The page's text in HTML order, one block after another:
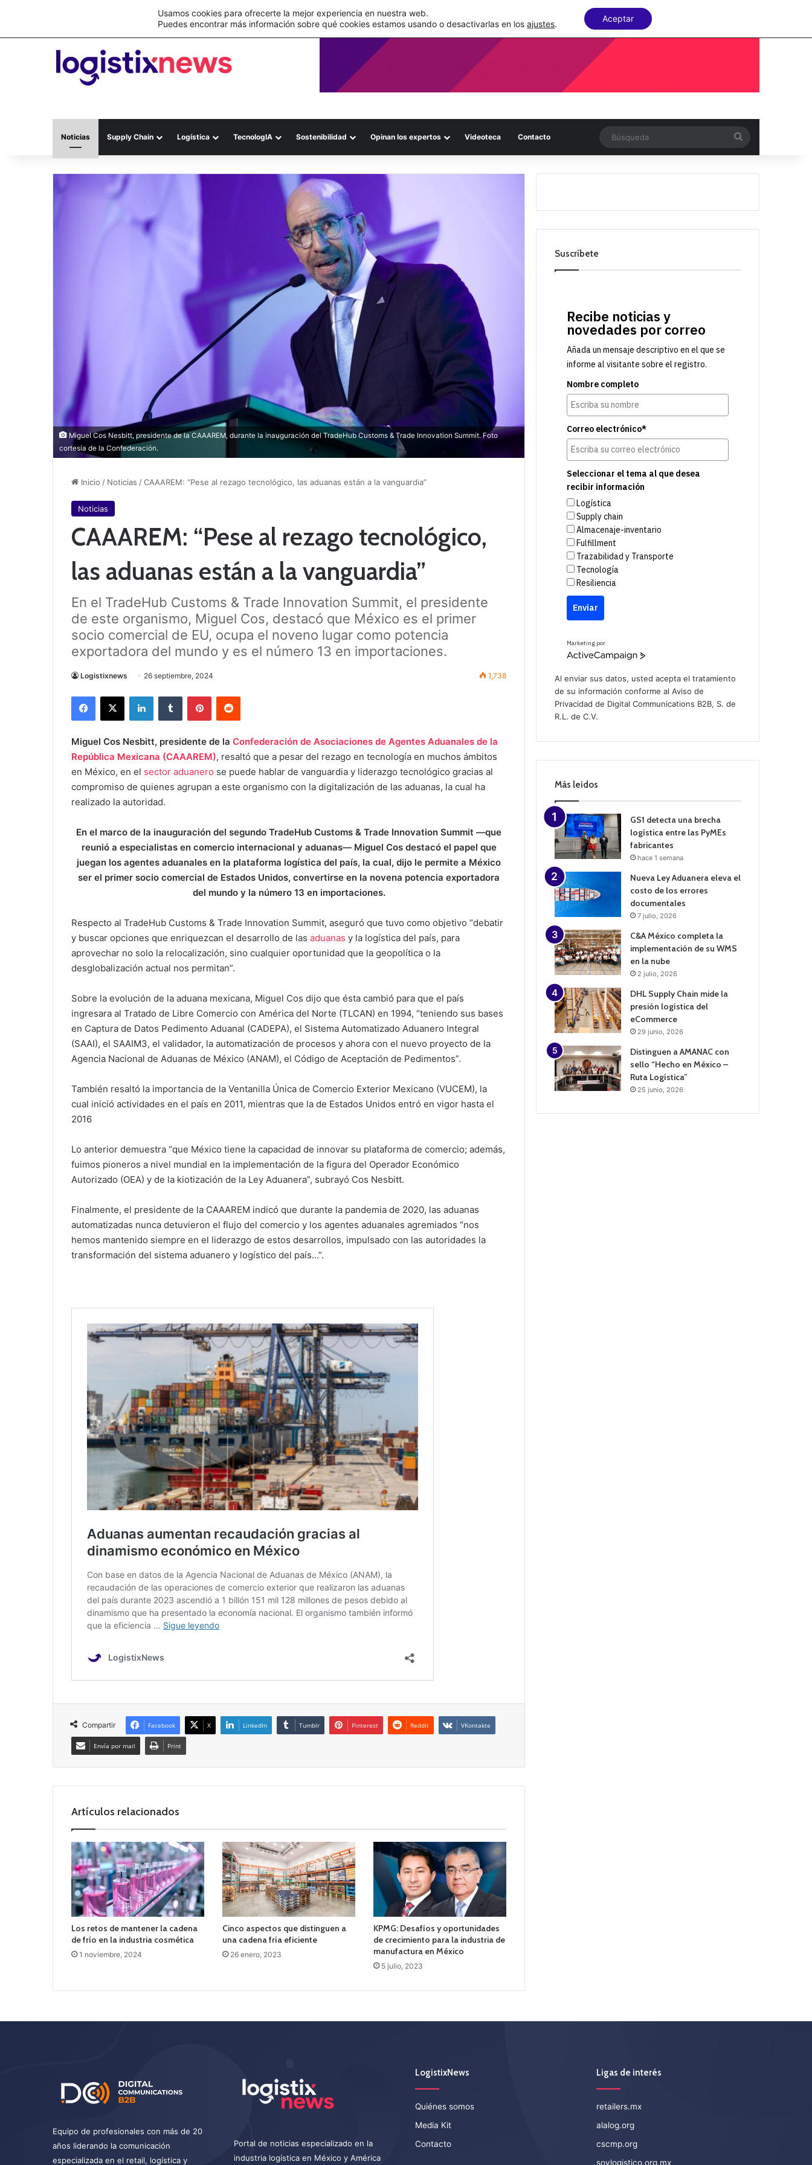
C&A México completa la implementación de su WMS en la nube
Noticias Supply Chain Logística TecnologIA Sostenibilidad Opinan los expertos Videoteca Contacto
Miguel Cos Nesbitt, presidente de la CAAAREM, durante la inauguración del TradeHub Customs & Trade Innovation Summit. Foto
cortesía de la Confederación.
Inicio / Noticias /CAAAREM: “Pese al rezago tecnológico, las aduanas están a la vanguardia”
Noticias
CAAAREM: “Pese al rezago tecnológico,
las aduanas están a la vanguardia”
En el TradeHub Customs & Trade Innovation Summit, el presidente
de este organismo, Miguel Cos, destacó que México es el primer
socio comercial de EU, ocupa el noveno lugar como potencia
exportadora del mundo y es el número 13 en importaciones.
Logistixnews 26 septiembre, 2024 1,738
Miguel Cos Nesbitt, presidente de la Confederación de Asociaciones de Agentes Aduanales de la
República Mexicana (CAAAREM), resaltó que a pesar del rezago en tecnología en muchos ámbitos
en México, en el sector aduanero se puede hablar de vanguardia y liderazgo tecnológico gracias al
compromiso de quienes agrupan a este organismo con la digitalización de las aduanas, la cual ha
realizado la autoridad.
En el marco de la inauguración del segundo TradeHub Customs & Trade Innovation Summit —que
reunió a especialistas en comercio internacional y aduanas— Miguel Cos destacó el papel que
juegan los agentes aduanales en la plataforma logística del país, la cual, dijo le permite a México
ser el primer socio comercial de Estados Unidos, convertirse en la novena potencia exportadora
del mundo y la número 13 en importaciones.
Respecto al TradeHub Customs & Trade Innovation Summit, aseguró que tuvo como objetivo “debatir
y buscar opciones que enriquezcan el desarrollo de las aduanas y la logística del país, para
aprovechar no solo la relocalización, sino cualquier oportunidad que la geopolítica o la
desglobalización actual nos permitan”.
Sobre la evolución de la aduana mexicana, Miguel Cos dijo que ésta cambió para que el país
ingresara al Tratado de Libre Comercio con América del Norte (TLCAN) en 1994, “teniendo sus bases
en Captura de Datos Pedimento Aduanal (CADEPA), el Sistema Automatizado Aduanero Integral
(SAAI), el SAAIM3, el validador, la automatización de procesos y ahora con el nuevo proyecto de la
Agencia Nacional de Aduanas de México (ANAM), el Código de Aceptación de Pedimentos”.
También resaltó la importancia de la Ventanilla Única de Comercio Exterior Mexicano (VUCEM), la
cual inició actividades en el país en 2011, mientras que la de Estados Unidos entró en vigor hasta el
2016
Lo anterior demuestra “que México tiene la capacidad de innovar su plataforma de comercio; además,
fuimos pioneros a nivel mundial en la implementación de la figura del Operador Económico
Autorizado (OEA) y de la kiotización de la Ley Aduanera”, subrayó Cos Nesbitt.
Finalmente, el presidente de la CAAAREM indicó que durante la pandemia de 2020, las aduanas
automatizadas nunca detuvieron el flujo del comercio y los agentes aduanales agremiados “nos
hemos mantenido siempre en el liderazgo de estos desarrollos, impulsado con las autoridades la
transformación del sistema aduanero y logístico del país…”.
Compartir Facebook X LinkedIn Tumblr Pinterest Reddit VKontakte
Envía por mail Print
Artículos relacionados
Los retos de mantener la cadena
de frío en la industria cosmética
1 noviembre, 2024
Cinco aspectos que distinguen a
una cadena fría eficiente
26 enero, 2023
KPMG: Desafíos y oportunidades
de crecimiento para la industria de
manufactura en México
5 julio, 2023
Suscríbete
Recibe noticias y
novedades por correo
Añada un mensaje descriptivo en el que se
informe al visitante sobre el registro.
Nombre completo
Correo electrónico*
Seleccionar el tema al que desea
recibir información
Logística
Supply chain
Almacenaje-inventario
Fulfillment
Trazabilidad y Transporte
Tecnología
Resiliencia
Enviar
Marketing por
A
v
e
p
i
n
Al enviar sus datos, usted acepta el tratamiento
de su información conforme alAviso de
Privacidad de Digital Communications B2B, S. de
R.L. de C.V.
Más leidos
GS1 detecta una brecha
logística entre las PyMEs
fabricantes
hace 1 semana
Nueva Ley Aduanera eleva el
costo de los errores
documentales
7 julio, 2026
C&A México completa la
implementación de su WMS
en la nube
2 julio, 2026
DHL Supply Chain mide la
presión logística del
eCommerce
29 junio, 2026
Distinguen a AMANAC con
sello “Hecho en México –
Ruta Logística”
25 junio, 2026
Equipo de profesionales con más de 20
años liderando la comunicación
especializada en el retail, logística y
Portal de noticias especializado en la
industria logística en México y América
LogistixNews
Quiénes somos
Media Kit
Contacto
Ligas de interés
retailers.mx
alalog.org
cscmp.org
soylogistico.org.mx
Usamos cookies para ofrecerte la mejor experiencia en nuestra web.
Puedes encontrar más información sobre qué cookies estamos usando o desactivarlas en losajustes.
Aceptar